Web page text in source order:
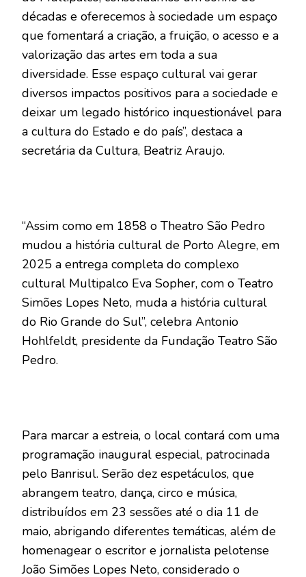
décadas e oferecemos à sociedade um espaço
que fomentará a criação, a fruição, o acesso e a
valorização das artes em toda a sua
diversidade. Esse espaço cultural vai gerar
diversos impactos positivos para a sociedade e
deixar um legado histórico inquestionável para
a cultura do Estado e do país”, destaca a
secretária da Cultura, Beatriz Araujo.
“Assim como em 1858 o Theatro São Pedro
mudou a história cultural de Porto Alegre, em
2025 a entrega completa do complexo
cultural Multipalco Eva Sopher, com o Teatro
Simões Lopes Neto, muda a história cultural
do Rio Grande do Sul”, celebra Antonio
Hohlfeldt, presidente da Fundação Teatro São
Pedro.
Para marcar a estreia, o local contará com uma
programação inaugural especial, patrocinada
pelo Banrisul. Serão dez espetáculos, que
abrangem teatro, dança, circo e música,
distribuídos em 23 sessões até o dia 11 de
maio, abrigando diferentes temáticas, além de
homenagear o escritor e jornalista pelotense
João Simões Lopes Neto, considerado o